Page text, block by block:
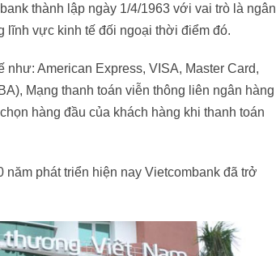
thành lập ngày 1/4/1963 với vai trò là ngân
lĩnh vực kinh tế đối ngoại thời điểm đó.
American Express, VISA, Master Card,
Mạng thanh toán viễn thông liên ngân hàng
hàng đầu của khách hàng khi thanh toán
phát triển hiện nay Vietcombank đã trở